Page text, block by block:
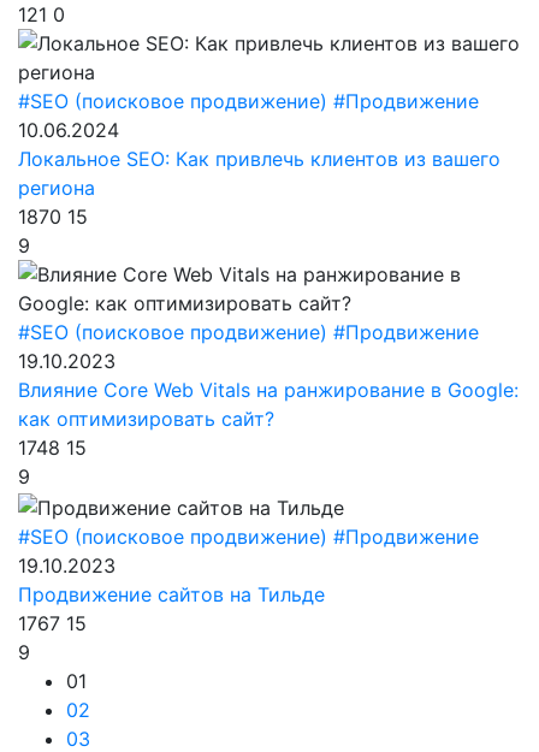
121 0
#SEO (поисковое продвижение) #Продвижение
10.06.2024
Локальное SEO: Как привлечь клиентов из вашего
региона
1870 15
9
#SEO (поисковое продвижение) #Продвижение
19.10.2023
Влияние Core Web Vitals на ранжирование в Google:
как оптимизировать сайт?
1748 15
9
#SEO (поисковое продвижение) #Продвижение
19.10.2023
Продвижение сайтов на Тильде
1767 15
9
01
02
03